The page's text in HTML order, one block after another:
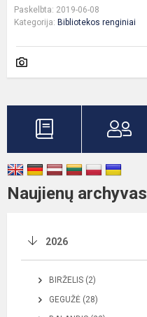
Paskelbta: 2019-06-08
Kategorija: Bibliotekos renginiai
Naujienų archyvas
2026
BIRŽELIS (2)
GEGUŽĖ (28)